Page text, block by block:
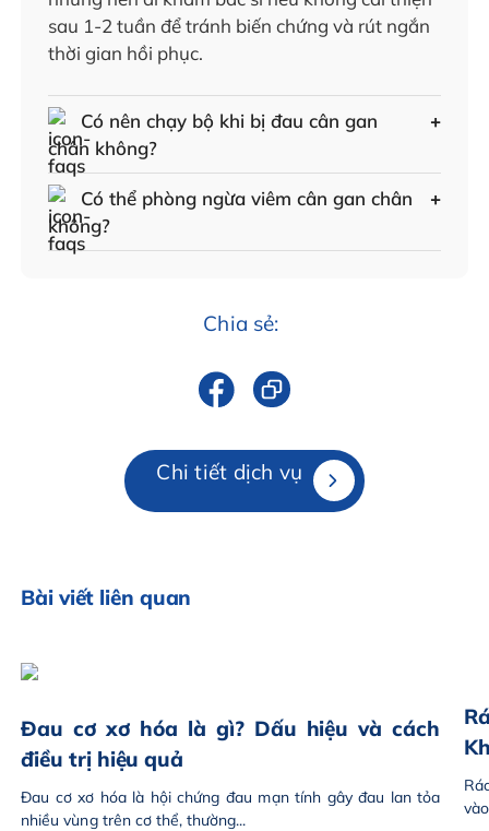
sau 1-2 tuần để tránh biến chứng và rút ngắn
thời gian hồi phục.
Có nên chạy bộ khi bị đau cân gan
chân không?
Có thể phòng ngừa viêm cân gan chân
không?
Chia sẻ:
Chi tiết dịch vụ
Bài viết liên quan
Đau cơ xơ hóa là gì? Dấu hiệu và cách
điều trị hiệu quả
Đau cơ xơ hóa là hội chứng đau mạn tính gây đau lan tỏa
nhiều vùng trên cơ thể, thường...